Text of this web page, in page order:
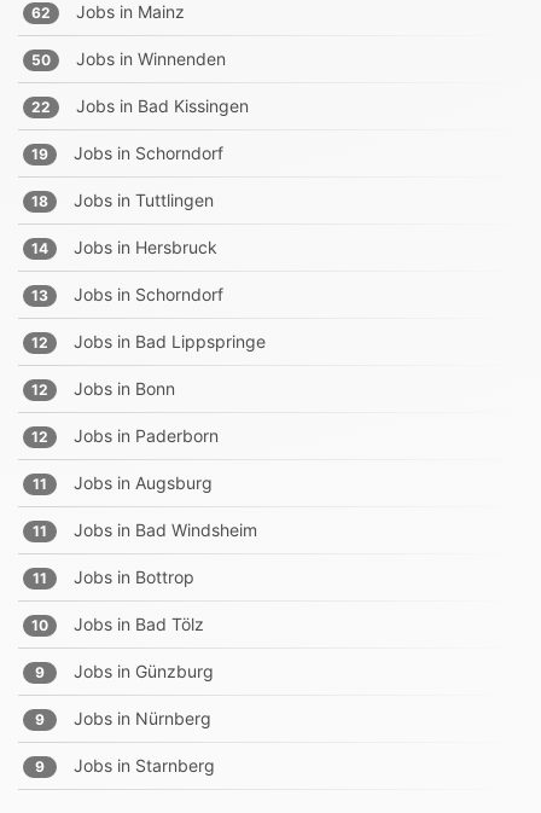
62 Jobs in Mainz
50 Jobs in Winnenden
22 Jobs in Bad Kissingen
19 Jobs in Schorndorf
18 Jobs in Tuttlingen
14 Jobs in Hersbruck
13 Jobs in Schorndorf
12 Jobs in Bad Lippspringe
12 Jobs in Bonn
12 Jobs in Paderborn
11 Jobs in Augsburg
11 Jobs in Bad Windsheim
11 Jobs in Bottrop
10 Jobs in Bad Tölz
9 Jobs in Günzburg
9 Jobs in Nürnberg
9 Jobs in Starnberg